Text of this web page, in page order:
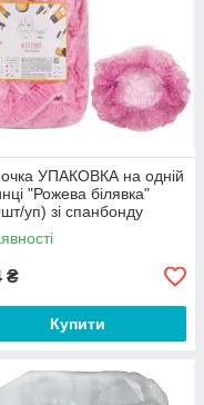
УПАКОВКА на одній
"Рожева білявка"
уп) зі спанбонду
₴
Купити